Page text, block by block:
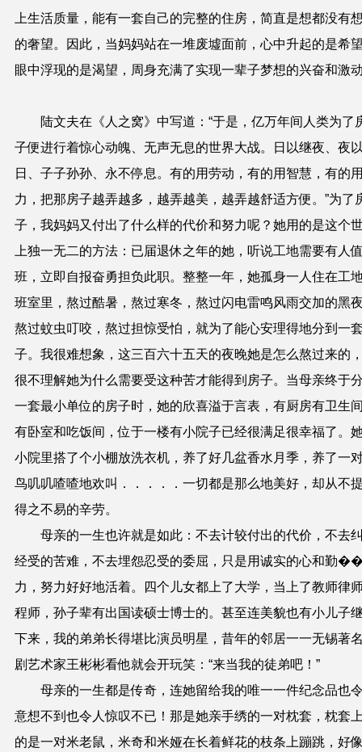
上生活质量，能有一套自己的完整的住房，简直是想都没有
的奢望。因此，当妈妈站在一堆废墟面前，心中升起的是希
眼中浮现的是渴望，周身充满了实现一辈子梦想的兴奋和激
陆文夫在《人之窝》中写道： “于是，亿万年间人类为了
子便进行着惊心动魄、无声无息的世界大战。日以继夜、夜
日、子子孙孙、永不停息。有的用劳动，有的用智慧，有的
力，把那房子越弄越多，越弄越美，越弄越舒适方便。 ”为了
子，我妈妈又付出了什么样的代价和努力呢？她用的是这个
上独一无二的方法：已届退休之年的她，听说工地需要有人
班，立即自报奋勇担负此职。整整一年，她孤身一人住在工
班室里，熬过酷暑，熬过寒冬，熬过闪电雷鸣风雨交加的黑
熬过蚊虫叮咬，熬过担惊受怕，就为了能心安理得地分到一
子。我很难想象，这三百六十五天的夜晚她是怎么熬过来的
很不理解她为什么需要受这种苦才能得到房子。当母亲终于
一套最小单位的房子时，她的欣喜溢于言表，有厨房有卫生
有卧室和吃饭间，位于一楼有小院子已经很满足很幸福了。
小院里搭了个小棚放洗衣机，养了好几盆香水月季，养了一
鸟叽叽喳喳地欢叫．．．．．一切都是那么地美好，却从不
得之不易的辛劳。
母亲的一生也许就是如此：不去计较付出的代价，不去
经受的苦难，不去埋怨忍受的委屈，只是用诚实的心和勤
力，努力好好地活着。四个儿女都上了大学，当上了教师律
程师，孙子辈有出国读硕士博士的。甚至连美貌也有小儿子
下来，我的弟弟长得堪比演员明星，昔年的邻居一一无锡著
剧艺术家王彬彬看他就会开玩笑： “来当我的徒弟吧！ ”
母亲的一生都是传奇，连她留给我的唯一一件纪念品也
意想不到也令人惊叹不已！那是她亲手绣的一对枕套，枕套
的是一对米老鼠，米奇和米娅在长着鲜花的枝条上蹦跳 ，好